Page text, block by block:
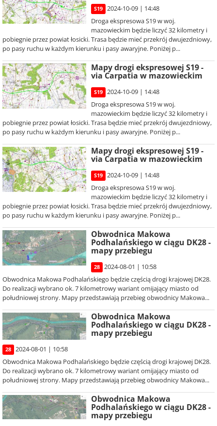
S19
2024-10-09 | 14:48
Droga ekspresowa S19 w woj.
mazowieckim będzie liczyć 32 kilometry i
pobiegnie przez powiat łosicki. Trasa będzie mieć przekrój dwujezdniowy,
po pasy ruchu w każdym kierunku i pasy awaryjne. Poniżej p...
Mapy drogi ekspresowej S19 -
via Carpatia w mazowieckim
S19
2024-10-09 | 14:48
Droga ekspresowa S19 w woj.
mazowieckim będzie liczyć 32 kilometry i
pobiegnie przez powiat łosicki. Trasa będzie mieć przekrój dwujezdniowy,
po pasy ruchu w każdym kierunku i pasy awaryjne. Poniżej p...
Mapy drogi ekspresowej S19 -
via Carpatia w mazowieckim
S19
2024-10-09 | 14:48
Droga ekspresowa S19 w woj.
mazowieckim będzie liczyć 32 kilometry i
pobiegnie przez powiat łosicki. Trasa będzie mieć przekrój dwujezdniowy,
po pasy ruchu w każdym kierunku i pasy awaryjne. Poniżej p...
Obwodnica Makowa
Podhalańskiego w ciągu DK28 -
mapy przebiegu
28
2024-08-01 | 10:58
Obwodnica Makowa Podhalańskiego będzie częścią drogi krajowej DK28.
Do realizacji wybrano ok. 7 kilometrowy wariant omijający miasto od
południowej strony. Mapy przedstawiają przebieg obwodnicy Makowa...
Obwodnica Makowa
Podhalańskiego w ciągu DK28 -
mapy przebiegu
28
2024-08-01 | 10:58
Obwodnica Makowa Podhalańskiego będzie częścią drogi krajowej DK28.
Do realizacji wybrano ok. 7 kilometrowy wariant omijający miasto od
południowej strony. Mapy przedstawiają przebieg obwodnicy Makowa...
Obwodnica Makowa
Podhalańskiego w ciągu DK28 -
mapy przebiegu